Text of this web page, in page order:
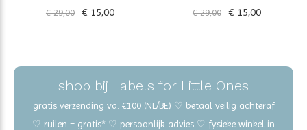
€ 29,00 € 15,00 € 29,00 € 15,00
shop bij Labels for Little Ones
gratis verzending va. €100 (NL/BE) ♡ betaal veilig achteraf
♡ ruilen = gratis* ♡ persoonlijk advies ♡ fysieke winkel in